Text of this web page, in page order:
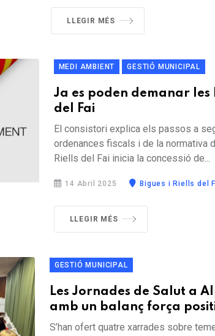
LLEGIR MÉS
MEDI AMBIENT GESTIÓ MUNICIPAL
Ja es poden demanar les
del Fai
El consistori explica els passos a
ordenances fiscals i de la normativa
Riells del Fai inicia la concessió de...
14 Abril 2025 Bigues i Riells del
LLEGIR MÉS
GESTIÓ MUNICIPAL
Les Jornades de Salut a
amb un balanç força
S’han ofert quatre xarrades sobre